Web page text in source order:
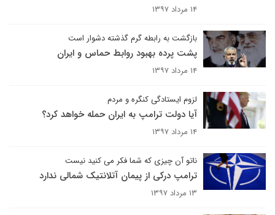
۱۴ مرداد ۱۳۹۷
بازگشت به رابطه گرم گذشته دشوار است
پشت پرده بهبود روابط حماس و ایران
۱۴ مرداد ۱۳۹۷
لزوم ایستادگی کنگره و مردم
آیا دولت ترامپ به ایران حمله خواهد کرد؟
۱۴ مرداد ۱۳۹۷
ناتو آن چیزی که شما فکر می کنید نیست
ترامپ درکی از پیمان آتلانتیک شمالی ندارد
۱۳ مرداد ۱۳۹۷